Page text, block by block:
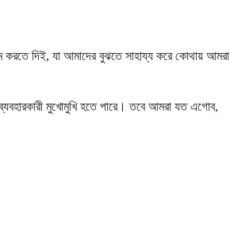
করতে দিই, যা আমাদের বুঝতে সাহায্য করে কোথায় আমরা
মুখোমুখি হতে পারে। তবে আমরা যত এগোব,